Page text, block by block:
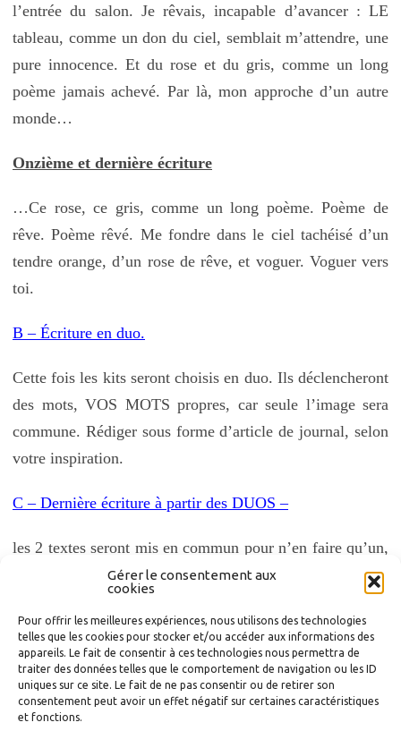
Gérer le consentement aux
cookies
Pour offrir les meilleures expériences, nous utilisons des technologies
telles que les cookies pour stocker et/ou accéder aux informations des
appareils. Le fait de consentir à ces technologies nous permettra de
traiter des données telles que le comportement de navigation ou les ID
uniques sur ce site. Le fait de ne pas consentir ou de retirer son
consentement peut avoir un effet négatif sur certaines caractéristiques
et fonctions.
l’entrée du salon. Je rêvais, incapable d’avancer : LE
tableau, comme un don du ciel, semblait m’attendre, une
pure innocence. Et du rose et du gris, comme un long
poème jamais achevé. Par là, mon approche d’un autre
monde…
Onzième et dernière écriture
…Ce rose, ce gris, comme un long poème. Poème de
rêve. Poème rêvé. Me fondre dans le ciel tachéisé d’un
tendre orange, d’un rose de rêve, et voguer. Voguer vers
toi.
B – Écriture en duo.
Cette fois les kits seront choisis en duo. Ils déclencheront
des mots, VOS MOTS propres, car seule l’image sera
commune. Rédiger sous forme d’article de journal, selon
votre inspiration.
C – Dernière écriture à partir des DUOS –
les 2 textes seront mis en commun pour n’en faire qu’un,
cette fois individuel.
Le titre en sera « Imaginer ».
Sylviane le 17 novembre 2017